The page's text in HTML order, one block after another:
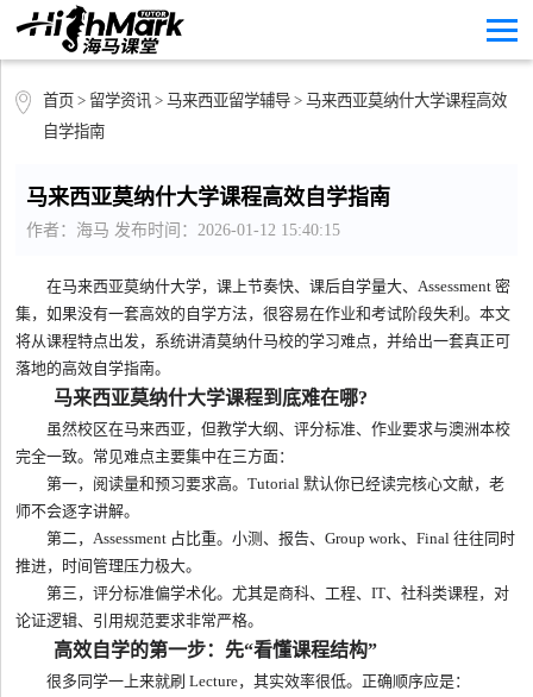
首页 > 留学资讯> 马来西亚留学辅导> 马来西亚莫纳什大学课程高效
自学指南
马来西亚莫纳什大学课程高效自学指南
作者：海马 发布时间：2026-01-12 15:40:15
在马来西亚莫纳什大学，课上节奏快、课后自学量大、Assessment 密
集，如果没有一套高效的自学方法，很容易在作业和考试阶段失利。本文
将从课程特点出发，系统讲清莫纳什马校的学习难点，并给出一套真正可
落地的高效自学指南。
马来西亚莫纳什大学课程到底难在哪?
虽然校区在马来西亚，但教学大纲、评分标准、作业要求与澳洲本校
完全一致。常见难点主要集中在三方面：
第一，阅读量和预习要求高。Tutorial 默认你已经读完核心文献，老
师不会逐字讲解。
第二，Assessment 占比重。小测、报告、Group work、Final 往往同时
推进，时间管理压力极大。
第三，评分标准偏学术化。尤其是商科、工程、IT、社科类课程，对
论证逻辑、引用规范要求非常严格。
高效自学的第一步：先“看懂课程结构”
很多同学一上来就刷 Lecture，其实效率很低。正确顺序应是：